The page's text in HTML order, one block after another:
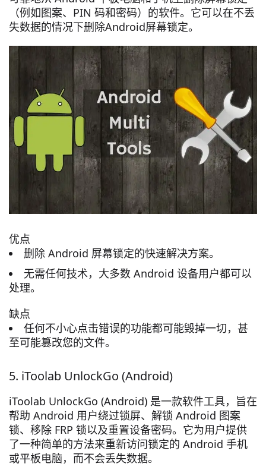
（例如图案、PIN 码和密码）的软件。它可以在不丢
失数据的情况下删除Android屏幕锁定。
优点
删除 Android 屏幕锁定的快速解决方案。
无需任何技术，大多数 Android 设备用户都可以
处理。
缺点
任何不小心点击错误的功能都可能毁掉一切，甚
至可能篡改您的文件。
5. iToolab UnlockGo (Android)
iToolab UnlockGo (Android) 是一款软件工具，旨在
帮助 Android 用户绕过锁屏、解锁 Android 图案
锁、移除 FRP 锁以及重置设备密码。它为用户提供
了一种简单的方法来重新访问锁定的 Android 手机
或平板电脑，而不会丢失数据。